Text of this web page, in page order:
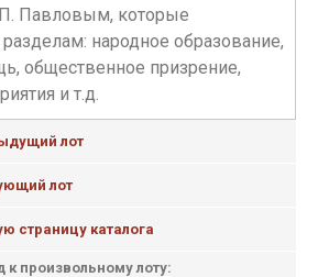
Павловым, которые
народное образование,
общественное призрение,
и т.д.
лот
лот
страницу каталога
произвольному лоту: